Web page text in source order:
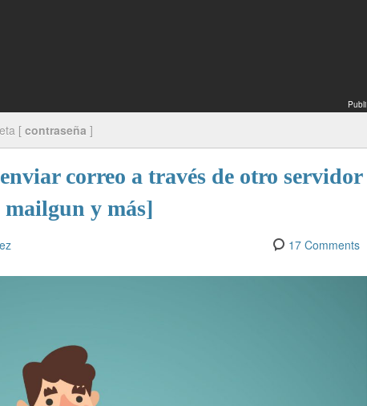
Publi
[ contraseña ]
correo a través de otro servidor
y más]
17 Comments